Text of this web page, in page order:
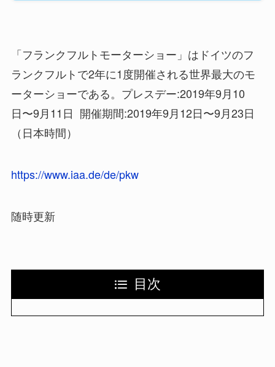
「フランクフルトモーターショー」はドイツのフ
ランクフルトで2年に1度開催される世界最大のモ
ーターショーである。プレスデー:2019年9月10
日〜9月11日 開催期間:2019年9月12日〜9月23日
（日本時間）
https://www.iaa.de/de/pkw
随時更新
目次